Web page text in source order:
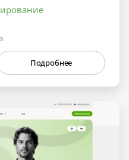
Подробнее